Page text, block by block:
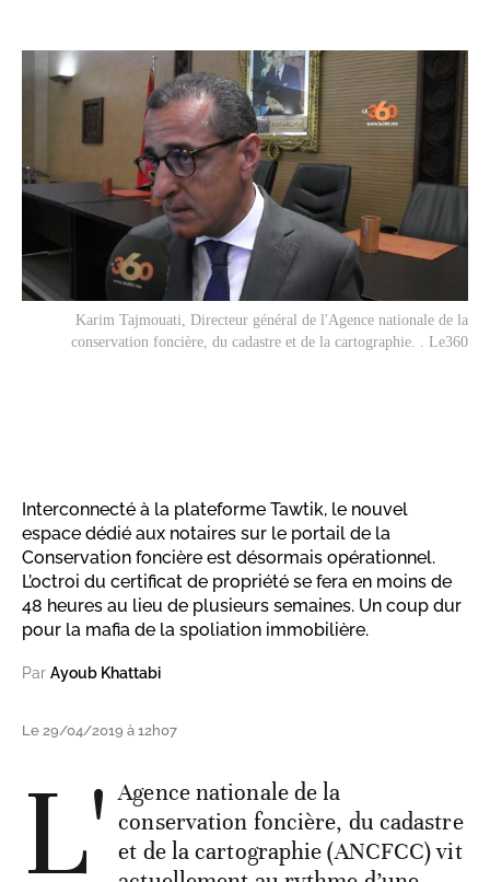
Karim Tajmouati, Directeur général de l'Agence nationale de la
conservation foncière, du cadastre et de la cartographie. . Le360
Interconnecté à la plateforme Tawtik, le nouvel
espace dédié aux notaires sur le portail de la
Conservation foncière est désormais opérationnel.
L’octroi du certificat de propriété se fera en moins de
48 heures au lieu de plusieurs semaines. Un coup dur
pour la mafia de la spoliation immobilière.
Par Ayoub Khattabi
Le 29/04/2019 à 12h07
L' Agence nationale de la
conservation foncière, du cadastre
et de la cartographie (ANCFCC) vit